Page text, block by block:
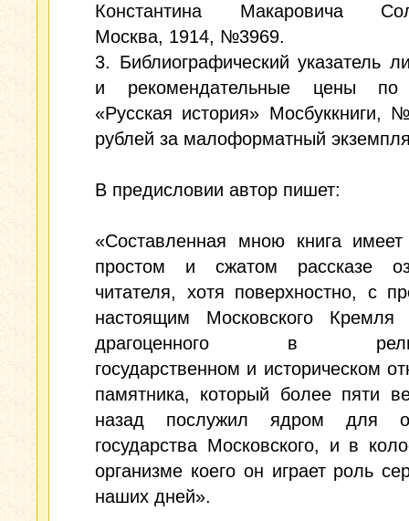
Константина Макаровича
Москва, 1914, №3969.
3. Библиографический указатель
и рекомендательные цены по
«Русская история» Мосбуккниги,
рублей за малоформатный
В предисловии автор пишет:
«Составленная мною книга
простом и сжатом рассказе
читателя, хотя поверхностно, с
настоящим Московского
драгоценного в
государственном и историческом
памятника, который более пяти
назад послужил ядром для
государства Московского, и в
организме коего он играет роль
наших дней».